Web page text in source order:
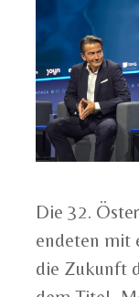
Die 32.
endeten mit
die Zukunft